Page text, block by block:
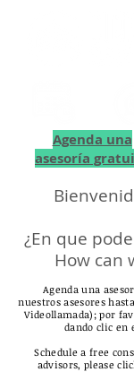
Agenda una
asesoría
¿En que
How can
Agenda una
nuestros asesores
Videollamada); por
dando clic en
Schedule a free
advisors, please